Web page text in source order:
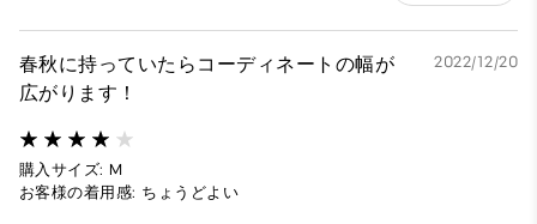
春秋に持っていたらコーディネートの幅が
広がります！
2022/12/20
購入サイズ: M
お客様の着用感: ちょうどよい